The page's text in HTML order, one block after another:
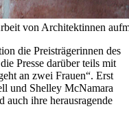
von Architektinnen
die Preisträgerinnen des
Presse darüber teils mit
an zwei Frauen“. Erst
und Shelley McNamara
auch ihre herausragende